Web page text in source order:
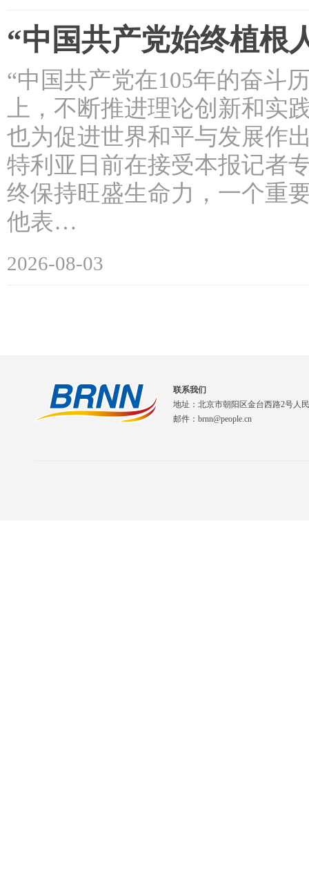
“中国共产党始终植根
“中国共产党在105年的奋斗
上，不断推进理论创新和实
也为促进世界和平与发展作
特利亚日前在接受本报记者
终保持旺盛生命力，一个重
他表…
2026-08-03
联系我们
地址：北京市朝阳区金台西路2号人
邮件：brnn@people.cn